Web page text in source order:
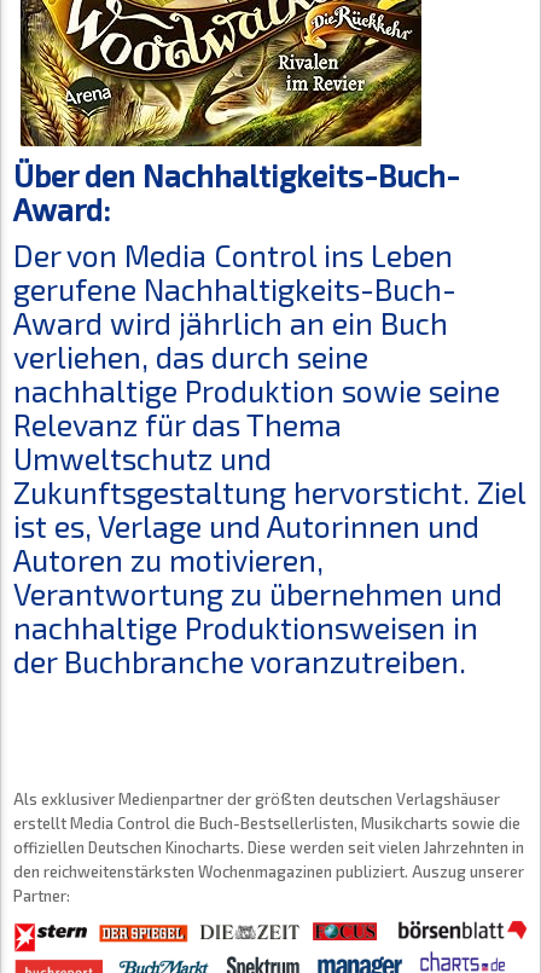
Über den Nachhaltigkeits-Buch-
Award:
Der von Media Control ins Leben
gerufene Nachhaltigkeits-Buch-
Award wird jährlich an ein Buch
verliehen, das durch seine
nachhaltige Produktion sowie seine
Relevanz für das Thema
Umweltschutz und
Zukunftsgestaltung hervorsticht. Ziel
ist es, Verlage und Autorinnen und
Autoren zu motivieren,
Verantwortung zu übernehmen und
nachhaltige Produktionsweisen in
der Buchbranche voranzutreiben.
Als exklusiver Medienpartner der größten deutschen Verlagshäuser
erstellt Media Control die Buch-Bestsellerlisten, Musikcharts sowie die
offiziellen Deutschen Kinocharts. Diese werden seit vielen Jahrzehnten in
den reichweitenstärksten Wochenmagazinen publiziert. Auszug unserer
Partner: